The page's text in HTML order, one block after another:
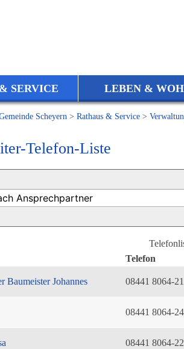
SERVICE LEBEN &
Scheyern > Rathaus & Service >
Telefon-Liste
Telefon
Baumeister Johannes 08441 8064-21
08441 8064-24
08441 8064-22